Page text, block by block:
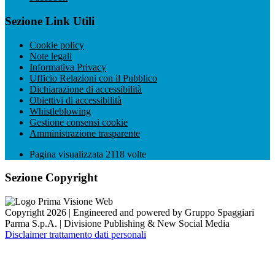
Sezione Link Utili
Cookie policy
Note legali
Informativa Privacy
Ufficio Relazioni con il Pubblico
Dichiarazione di accessibilità
Obiettivi di accessibilità
Whistleblowing
Gestione consensi cookie
Amministrazione trasparente
Pagina visualizzata 2118 volte
Sezione Copyright
Copyright 2026 | Engineered and powered by Gruppo Spaggiari
Parma S.p.A. | Divisione Publishing & New Social Media
Disclaimer trattamento dati personali